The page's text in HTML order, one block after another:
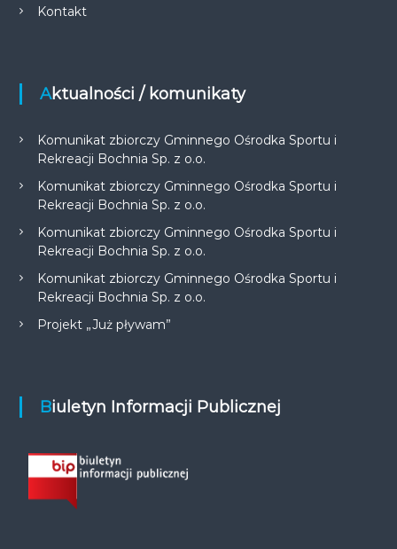
Kontakt
Aktualności / komunikaty
Komunikat zbiorczy Gminnego Ośrodka Sportu i
Rekreacji Bochnia Sp. z o.o.
Komunikat zbiorczy Gminnego Ośrodka Sportu i
Rekreacji Bochnia Sp. z o.o.
Komunikat zbiorczy Gminnego Ośrodka Sportu i
Rekreacji Bochnia Sp. z o.o.
Komunikat zbiorczy Gminnego Ośrodka Sportu i
Rekreacji Bochnia Sp. z o.o.
Projekt „Już pływam”
Biuletyn Informacji Publicznej